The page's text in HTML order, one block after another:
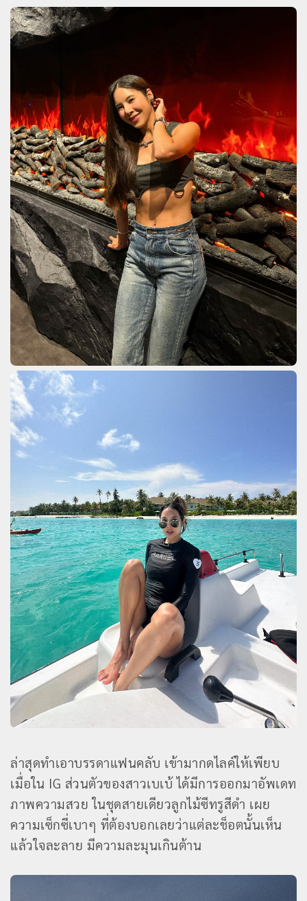
ล่าสุดทำเอาบรรดาแฟนคลับ เข้ามากดไลค์ให้เพียบ
เมื่อใน IG ส่วนตัวของสาวเบเบ้ ได้มีการออกมาอัพเดท
ภาพความสวย ในชุดสายเดียวลูกไม้ซีทรูสีดำ เผย
ความเซ็กซี่เบาๆ ที่ต้องบอกเลยว่าแต่ละช็อตนั้นเห็น
แล้วใจละลาย มีความละมุนเกินต้าน